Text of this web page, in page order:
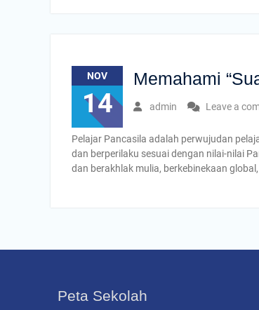
NOV
14
Memahami
admin Leave a
Pelajar Pancasila adalah perwujudan
dan berperilaku sesuai dengan nilai-nilai
dan berakhlak mulia, berkebinekaan
Peta Sekolah